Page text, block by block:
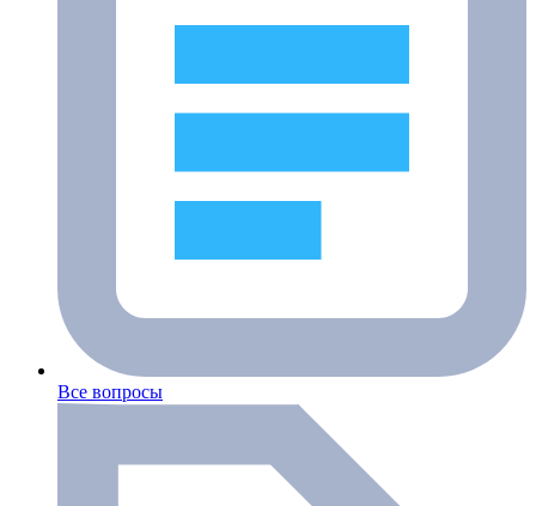
Все вопросы